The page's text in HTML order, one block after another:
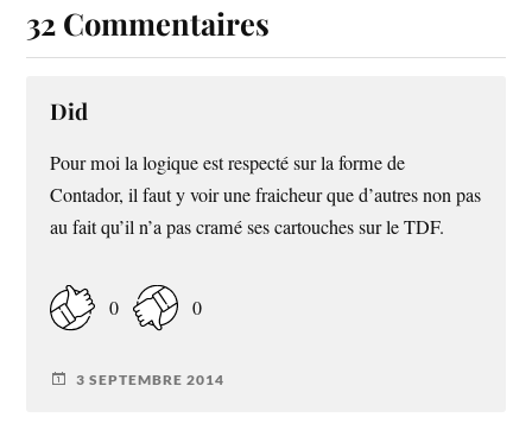
32 Commentaires
Did
Pour moi la logique est respecté sur la forme de
Contador, il faut y voir une fraicheur que d’autres non pas
au fait qu’il n’a pas cramé ses cartouches sur le TDF.
0 0
3 SEPTEMBRE 2014